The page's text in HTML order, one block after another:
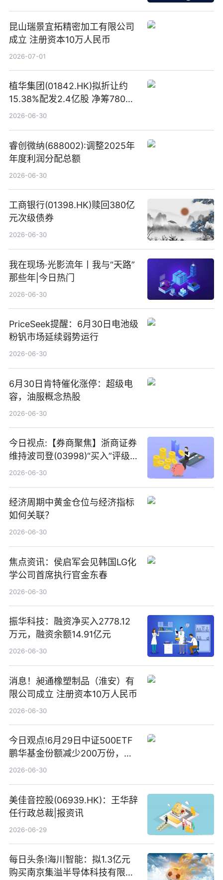
昆山瑞景宜拓精密加工有限公司
成立 注册资本10万人民币
2026-07-01
植华集团(01842.HK)拟折让约
15.38%配发2.4亿股 净筹780万
港元
2026-06-30
睿创微纳(688002):调整2025年
年度利润分配总额
2026-06-30
工商银行(01398.HK)赎回380亿
元次级债券
2026-06-30
我在现场·光影流年丨我与“天路”
那些年|今日热门
2026-06-30
PriceSeek提醒：6月30日电池级
粉钒市场延续弱势运行
2026-06-30
6月30日肯特催化涨停：超级电
容，油服概念热股
2026-06-30
今日视点:【券商聚焦】浙商证券
维持波司登(03998)“买入”评级
指其业绩高质量稳增长
2026-06-30
经济周期中黄金仓位与经济指标
如何关联？
2026-06-30
焦点资讯：侯启军会见韩国LG化
学公司首席执行官金东春
2026-06-30
振华科技：融资净买入2778.12
万元，融资余额14.91亿元
2026-06-30
消息！昶通橡塑制品（淮安）有
限公司成立 注册资本10万人民币
2026-06-30
今日观点!6月29日中证500ETF
鹏华基金份额减少200万份，重
仓股亨通光电、赤峰黄金、佰维
2026-06-30
美佳音控股(06939.HK)：王华辞
任行政总裁|报资讯
2026-06-29
每日头条!海川智能：拟1.3亿元
购买南京集溢半导体科技有限公